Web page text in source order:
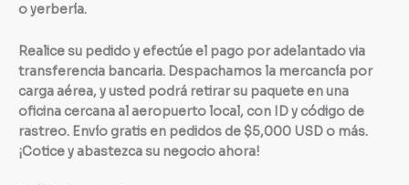
o yerbería.
Realice su pedido y efectúe el pago por adelantado via
transferencia bancaria. Despachamos la mercancía por
carga aérea, y usted podrá retirar su paquete en una
oficina cercana al aeropuerto local, con ID y código de
rastreo. Envío gratis en pedidos de $5,000 USD o más.
¡Cotice y abastezca su negocio ahora!